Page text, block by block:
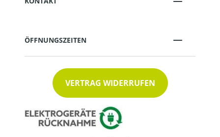
ÖFFNUNGSZEITEN
VERTRAG WIDERRUFEN